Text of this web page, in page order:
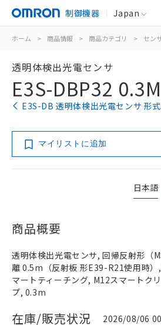
制御機器 Japan
ホーム > 商品情報 > 商品カテゴリ > セン
透明体検出光電センサ
E3S-DBP32 0.3M
E3S-DB 透明体検出光電センサ 形
マイリストに追加
日本語
商品概要
透明体検出光電センサ, 回帰反射形（
離 0.5m（反射板 形E39-R21使用時）
マートティーチング, M12スマートク
プ, 0.3m
在庫/販売状況
2026/08/06